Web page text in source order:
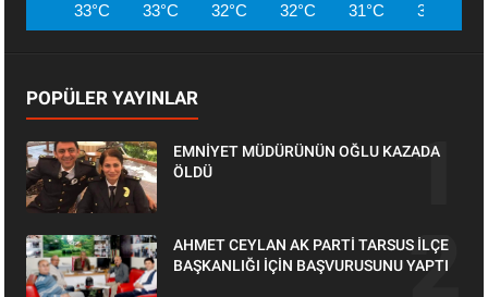
33°C 33°C 32°C 32°C 31°C 31°C
POPÜLER YAYINLAR
EMNİYET MÜDÜRÜNÜN OĞLU KAZADA
ÖLDÜ
AHMET CEYLAN AK PARTİ TARSUS İLÇE
BAŞKANLIĞI İÇİN BAŞVURUSUNU YAPTI